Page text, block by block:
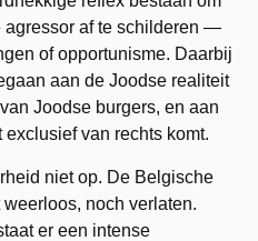
agressor af te schilderen —
of opportunisme. Daarbij
aan de Joodse realiteit
Joodse burgers, en aan
van rechts komt.
niet op. De Belgische
noch verlaten.
er een intense